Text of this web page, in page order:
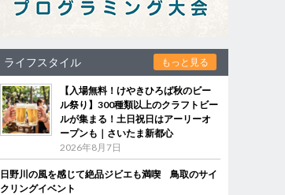
ライフスタイル もっと見る
【入場無料！けやきひろば秋のビー
ル祭り】300種類以上のクラフトビー
ルが集まる！土日祝日はアーリーオ
ープンも｜さいたま新都心
2026年8月7日
日野川の風を感じて絶品ジビエも満喫 鳥取のサイ
クリングイベント